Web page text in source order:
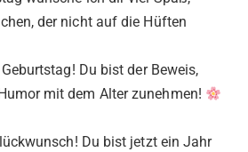
der nicht auf die Hüften
Du bist der Beweis,
mit dem Alter zunehmen!
Du bist jetzt ein Jahr